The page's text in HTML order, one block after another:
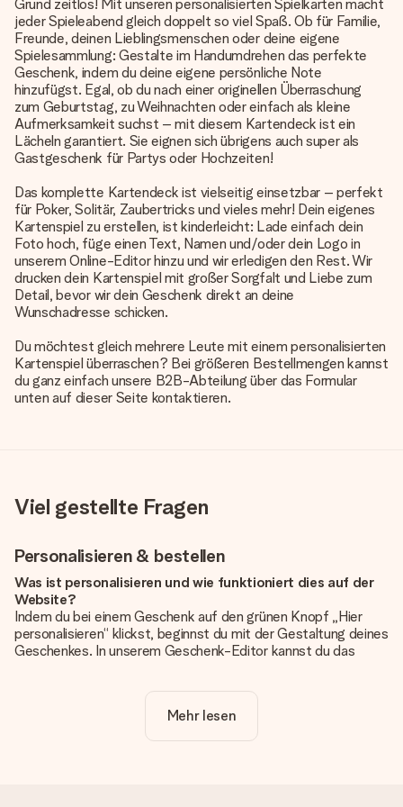
Grund zeitlos! Mit unseren personalisierten Spielkarten macht
jeder Spieleabend gleich doppelt so viel Spaß. Ob für Familie,
Freunde, deinen Lieblingsmenschen oder deine eigene
Spielesammlung: Gestalte im Handumdrehen das perfekte
Geschenk, indem du deine eigene persönliche Note
hinzufügst. Egal, ob du nach einer originellen Überraschung
zum Geburtstag, zu Weihnachten oder einfach als kleine
Aufmerksamkeit suchst – mit diesem Kartendeck ist ein
Lächeln garantiert. Sie eignen sich übrigens auch super als
Gastgeschenk für Partys oder Hochzeiten!
Das komplette Kartendeck ist vielseitig einsetzbar – perfekt
für Poker, Solitär, Zaubertricks und vieles mehr! Dein eigenes
Kartenspiel zu erstellen, ist kinderleicht: Lade einfach dein
Foto hoch, füge einen Text, Namen und/oder dein Logo in
unserem Online-Editor hinzu und wir erledigen den Rest. Wir
drucken dein Kartenspiel mit großer Sorgfalt und Liebe zum
Detail, bevor wir dein Geschenk direkt an deine
Wunschadresse schicken.
Du möchtest gleich mehrere Leute mit einem personalisierten
Kartenspiel überraschen? Bei größeren Bestellmengen kannst
du ganz einfach unsere B2B-Abteilung über das Formular
unten auf dieser Seite kontaktieren.
Viel gestellte Fragen
Personalisieren & bestellen
Was ist personalisieren und wie funktioniert dies auf der
Website?
Indem du bei einem Geschenk auf den grünen Knopf „Hier
personalisieren“ klickst, beginnst du mit der Gestaltung deines
Geschenkes. In unserem Geschenk-Editor kannst du das
noch eines unserer angebotenen Designs, um deinem
Geschenk die perfekte Ausstrahlung zu verleihen.
Mehr lesen